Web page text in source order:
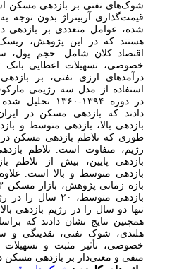
شوک‌های نفتی بر بازدهی مسکن
قیمت‌‌گذاری آربیتراژ بدون توجه به
شده، عوامل متعددی بر بازدهی
هستند که در این پژوهش،
اقتصاد کلان شامل: حجم پول،
خصوصی، تسهیلات اعطایی
درآمدهای ارزی نفتی، بر بازدهی
استفاده از مدل سه رژیمی
در دوره ۱۳۹۴-۱۳۶۰
دادند که بازدهی مسکن در
بازدهی بالا، بازدهی متوسط و
طوری که تلاطم بازدهی مسکن در
رژیم، متفاوت است. تلاطم
بازدهی پایین، بیش از تلاطم
بازدهی متوسط، ۲۰ سال
تنها دو سال را در رژیم بازدهی
همچنین نتایج نشان دادند که
هلندی، شوک نفتی، نقدینگی و
خصوصی، تأثیر مثبت و تسهیلات
منفی و معنی‌دار بر بازدهی مسکن